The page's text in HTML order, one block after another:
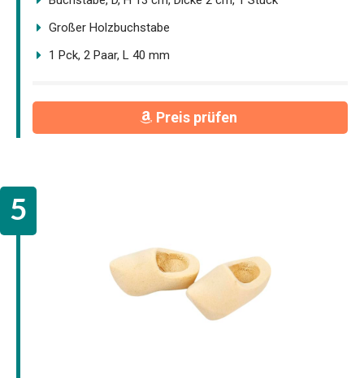
Großer Holzbuchstabe
1 Pck, 2 Paar, L 40 mm
Preis prüfen